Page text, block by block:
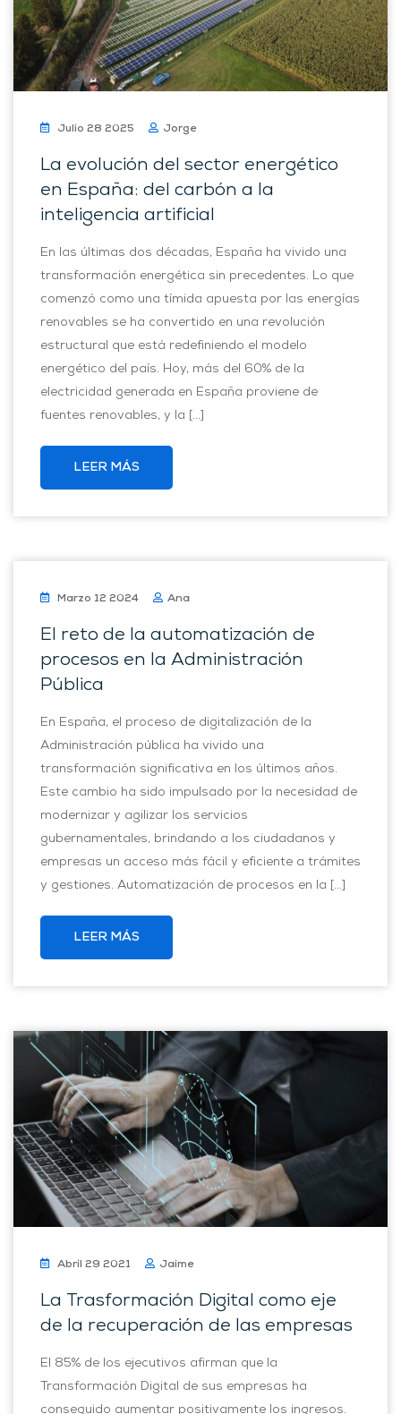
Julio 28 2025 Jorge
La evolución del sector energético
en España: del carbón a la
inteligencia artificial
En las últimas dos décadas, España ha vivido una
transformación energética sin precedentes. Lo que
comenzó como una tímida apuesta por las energías
renovables se ha convertido en una revolución
estructural que está redefiniendo el modelo
energético del país. Hoy, más del 60% de la
electricidad generada en España proviene de
fuentes renovables, y la […]
LEER MÁS
Marzo 12 2024 Ana
El reto de la automatización de
procesos en la Administración
Pública
En España, el proceso de digitalización de la
Administración pública ha vivido una
transformación significativa en los últimos años.
Este cambio ha sido impulsado por la necesidad de
modernizar y agilizar los servicios
gubernamentales, brindando a los ciudadanos y
empresas un acceso más fácil y eficiente a trámites
y gestiones. Automatización de procesos en la […]
LEER MÁS
Abril 29 2021 Jaime
La Trasformación Digital como eje
de la recuperación de las empresas
El 85% de los ejecutivos afirman que la
Transformación Digital de sus empresas ha
conseguido aumentar positivamente los ingresos.